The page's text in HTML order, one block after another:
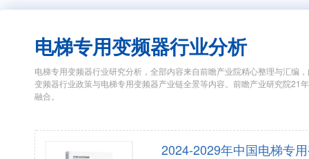
电梯专用变频器行业分析
电梯专用变频器行业研究分析，全部内容来自前瞻产业院精心整理与汇编
变频器行业政策与电梯专用变频器产业链全景等内容。前瞻产业研究院21
融合。
2024-2029年中国电梯专